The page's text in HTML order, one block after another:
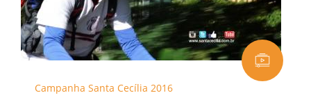
Campanha Santa Cecília 2016